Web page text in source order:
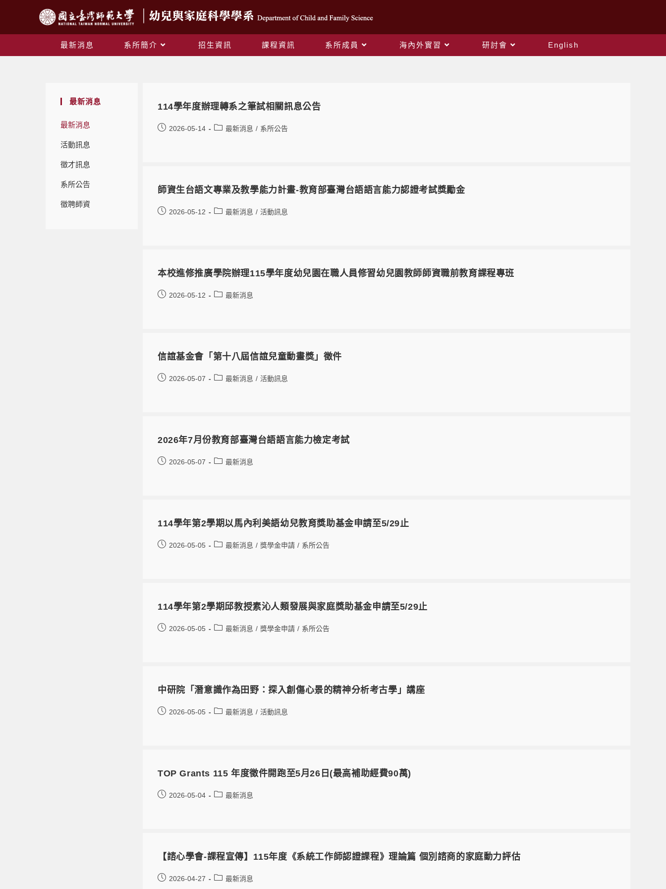
最新消息 系所簡介 招生資訊 課程資訊 系所成員 海內外實習 研討會
English
最新消息
最新消息
活動訊息
徵才訊息
系所公告
徵聘師資
114學年度辦理轉系之筆試相關訊息公告
2026-05-14 最新消息 / 系所公告
師資生台語文專業及教學能力計畫-教育部臺灣台語語言能力認證考試獎勵金
2026-05-12 最新消息 / 活動訊息
本校進修推廣學院辦理115學年度幼兒園在職人員修習幼兒園教師師資職前教育課程專班
2026-05-12 最新消息
信誼基金會「第十八屆信誼兒童動畫獎」徵件
2026-05-07 最新消息 / 活動訊息
2026年7月份教育部臺灣台語語言能力檢定考試
2026-05-07 最新消息
114學年第2學期以馬內利美語幼兒教育獎助基金申請至5/29止
2026-05-05 最新消息 / 獎學金申請 / 系所公告
114學年第2學期邱教授素沁人類發展與家庭獎助基金申請至5/29止
2026-05-05 最新消息 / 獎學金申請 / 系所公告
中研院「潛意識作為田野：探入創傷心景的精神分析考古學」講座
2026-05-05 最新消息 / 活動訊息
TOP Grants 115 年度徵件開跑至5月26日(最高補助經費90萬)
2026-05-04 最新消息
【諮心學會-課程宣傳】115年度《系統工作師認證課程》理論篇 個別諮商的家庭動力評估
2026-04-27 最新消息